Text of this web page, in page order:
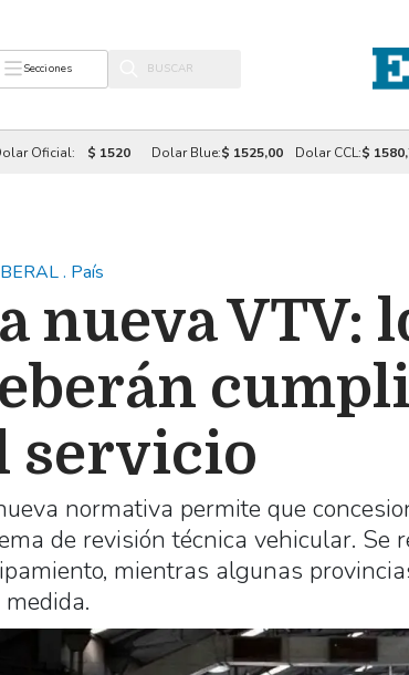
Secciones
Oficial: $ 1520 Dolar Blue:$ 1525,00 Dolar CCL:$
. País
nueva VTV:
servicio
normativa permite que
de revisión técnica vehicular.
mientras algunas